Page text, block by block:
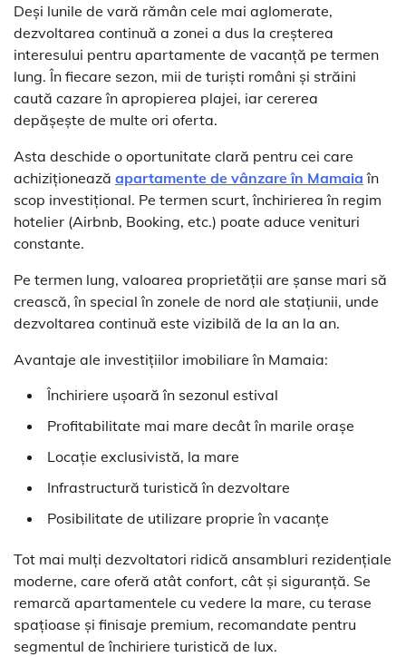
Deși lunile de vară rămân cele mai aglomerate,
dezvoltarea continuă a zonei a dus la creșterea
interesului pentru apartamente de vacanță pe termen
lung. În fiecare sezon, mii de turiști români și străini
caută cazare în apropierea plajei, iar cererea
depășește de multe ori oferta.
Asta deschide o oportunitate clară pentru cei care
achiziționează apartamente de vânzare în Mamaia în
scop investițional. Pe termen scurt, închirierea în regim
hotelier (Airbnb, Booking, etc.) poate aduce venituri
constante.
Pe termen lung, valoarea proprietății are șanse mari să
crească, în special în zonele de nord ale stațiunii, unde
dezvoltarea continuă este vizibilă de la an la an.
Avantaje ale investițiilor imobiliare în Mamaia:
Închiriere ușoară în sezonul estival
Profitabilitate mai mare decât în marile orașe
Locație exclusivistă, la mare
Infrastructură turistică în dezvoltare
Posibilitate de utilizare proprie în vacanțe
Tot mai mulți dezvoltatori ridică ansambluri rezidențiale
moderne, care oferă atât confort, cât și siguranță. Se
remarcă apartamentele cu vedere la mare, cu terase
spațioase și finisaje premium, recomandate pentru
segmentul de închiriere turistică de lux.